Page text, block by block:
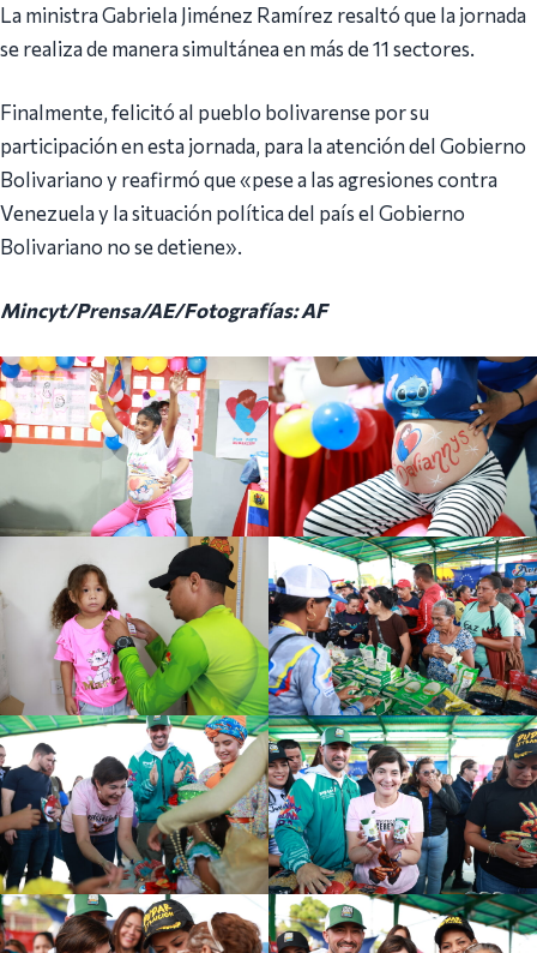
La ministra Gabriela Jiménez Ramírez resaltó que la jornada
se realiza de manera simultánea en más de 11 sectores.
Finalmente, felicitó al pueblo bolivarense por su
participación en esta jornada, para la atención del Gobierno
Bolivariano y reafirmó que «pese a las agresiones contra
Venezuela y la situación política del país el Gobierno
Bolivariano no se detiene».
Mincyt/Prensa/AE/Fotografías: AF